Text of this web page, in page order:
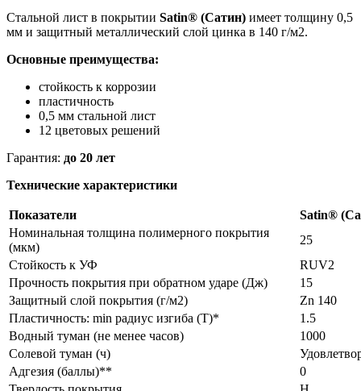
Стальной лист в покрытии Satin® (Сатин) имеет толщину 0,5
мм и защитный металлический слой цинка в 140 г/м2.
Основные преимущества:
стойкость к коррозии
пластичность
0,5 мм стальной лист
12 цветовых решений
Гарантия: до 20 лет
Технические характеристики
Показатели
Satin®
Номинальная толщина полимерного покрытия
(мкм)
25
Стойкость к УФ
RUV2
Прочность покрытия при обратном ударе (Дж)
15
Защитный слой покрытия (г/м2)
Zn 140
Пластичность: min радиус изгиба (Т)*
1.5
Водный туман (не менее часов)
1000
Солевой туман (ч)
Адгезия (баллы)**
0